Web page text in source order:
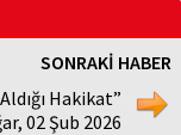
SONRAKİ HABER
Hakikat”
02 Şub 2026